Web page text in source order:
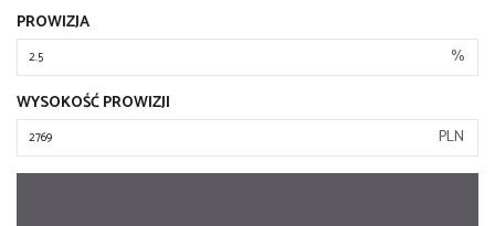
PROWIZJA
%
WYSOKOŚĆ PROWIZJI
PLN